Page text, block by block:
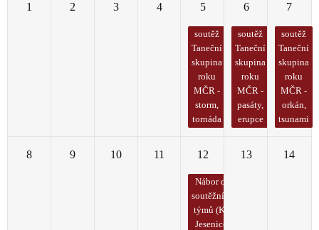
1 2 3 4 5
soutěž
Taneční
skupina
roku
MČR -
storm,
tornáda
6
soutěž
Taneční
skupina
roku
MČR -
pasáty,
erupce
7
soutěž
Taneční
skupina
roku
MČR -
orkán,
tsunami
8 9 10 11 12
Nábor do
soutěžních
týmů (KC
Jesenice)
13 14